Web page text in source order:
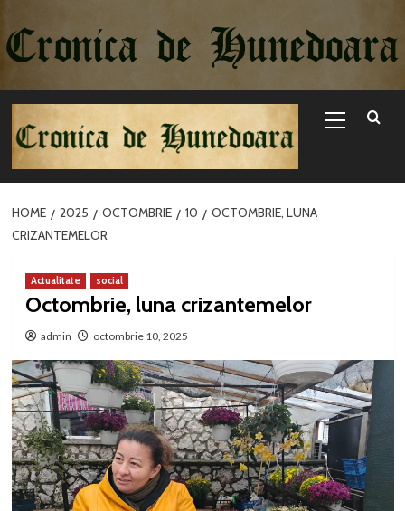
la
conținut
Menu
HOME 2025 OCTOMBRIE 10
OCTOMBRIE, LUNA
CRIZANTEMELOR
Actualitate social
Octombrie, luna crizantemelor
admin octombrie 10, 2025